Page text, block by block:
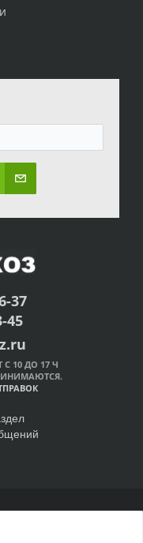
37
45
10 ДО 17 Ч
2011-2026